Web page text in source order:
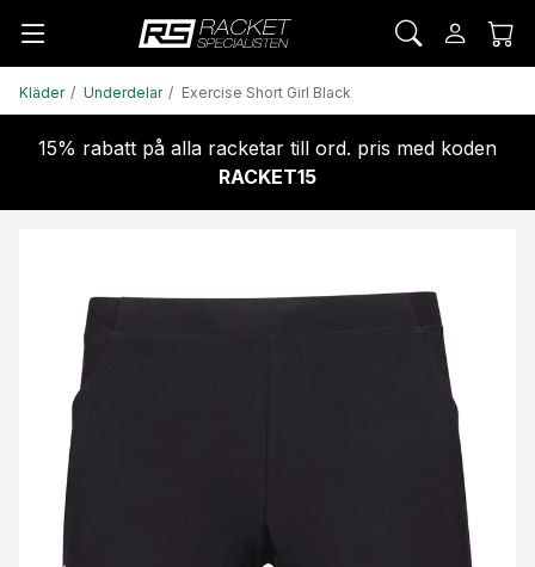
Kläder Underdelar Exercise Short Girl Black
15% rabatt på alla racketar till ord. pris med koden
RACKET15